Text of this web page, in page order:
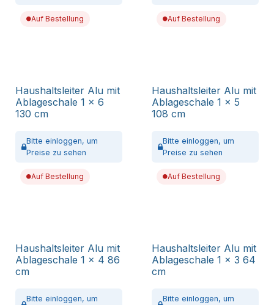
Auf Bestellung Auf Bestellung
Haushaltsleiter Alu mit
Ablageschale 1 x 6
130 cm
Bitte einloggen, um
Preise zu sehen
Auf Bestellung
Haushaltsleiter Alu mit
Ablageschale 1 x 5
108 cm
Bitte einloggen, um
Preise zu sehen
Auf Bestellung
Haushaltsleiter Alu mit
Ablageschale 1 x 4 86
cm
Bitte einloggen, um
Haushaltsleiter Alu mit
Ablageschale 1 x 3 64
cm
Bitte einloggen, um